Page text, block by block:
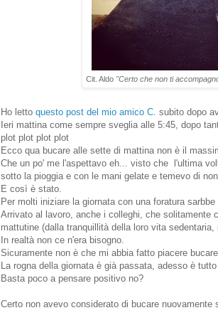
Cit. Aldo "Certo che non ti
Ho letto questo post del mio amico C. subito dopo
Ieri mattina come sempre sveglia alle 5:45, dopo
plot plot plot plot
Ecco qua bucare alle sette di mattina non è il
Che un po' me l'aspettavo eh... visto che l'ultima
sotto la pioggia e con le mani gelate e temevo di
E così è stato.
Per molti iniziare la giornata con una foratura
Arrivato al lavoro, anche i colleghi, che solitamente
mattutine (dalla tranquillità della loro vita
In realtà non ce n'era bisogno.
Sicuramente non è che mi abbia fatto piacere
La rogna della giornata è già passata, adesso è
Basta poco a pensare positivo no?
Certo non avevo considerato di bucare